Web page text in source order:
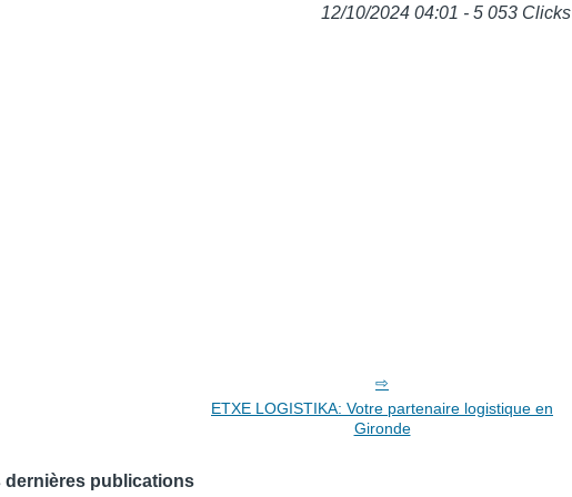
12/10/2024 04:01 - 5 053 Clicks
ETXE LOGISTIKA: Votre partenaire logistique en
Gironde
dernières publications